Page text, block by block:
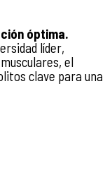
óptima.
líder,
el
clave para una